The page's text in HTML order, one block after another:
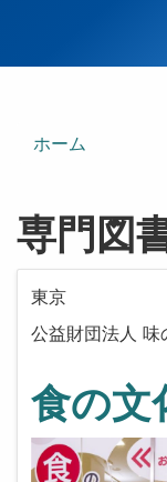
ホーム
専門図
東京
公益財団法人 味
食の文